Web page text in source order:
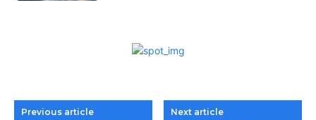
Previous article Next article